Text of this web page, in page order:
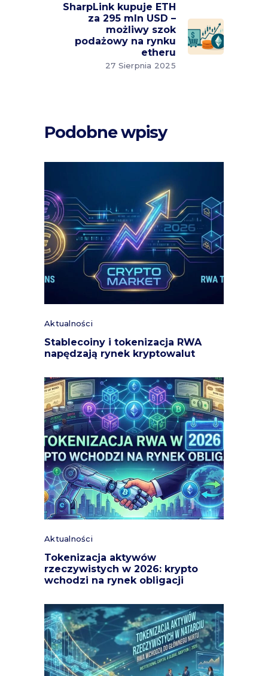
SharpLink kupuje ETH
za 295 mln USD –
możliwy szok
podażowy na rynku
etheru
27 Sierpnia 2025
Podobne wpisy
Aktualności
Stablecoiny i tokenizacja RWA
napędzają rynek kryptowalut
Aktualności
Tokenizacja aktywów
rzeczywistych w 2026: krypto
wchodzi na rynek obligacji